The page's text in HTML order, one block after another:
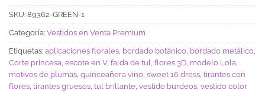
SKU: 89362-GREEN-1
Categoría: Vestidos en Venta Premium
Etiquetas: aplicaciones florales, bordado botánico, bordado metálico,
Corte princesa, escote en V, falda de tul, flores 3D, modelo Lola,
motivos de plumas, quinceañera vino, sweet 16 dress, tirantes con
flores, tirantes gruesos, tul brillante, vestido burdeos, vestido color